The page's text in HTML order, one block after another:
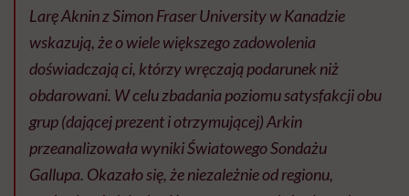
Larę Aknin z Simon Fraser University w Kanadzie
wskazują, że o wiele większego zadowolenia
doświadczają ci, którzy wręczają podarunek niż
obdarowani. W celu zbadania poziomu satysfakcji obu
grup (dającej prezent i otrzymującej) Arkin
przeanalizowała wyniki Światowego Sondażu
Gallupa. Okazało się, że niezależnie od regionu,